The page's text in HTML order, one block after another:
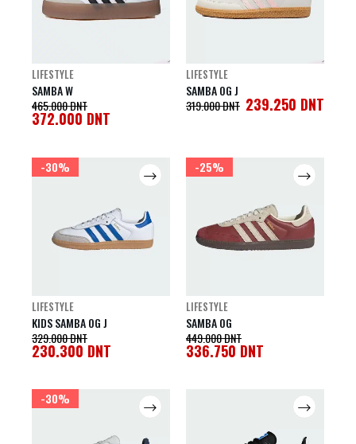
LIFESTYLE
SAMBA W
465.000DNT
372.000 DNT
LIFESTYLE
SAMBA OG J
319.000DNT 239.250 DNT
-30%
LIFESTYLE
KIDS SAMBA OG J
329.000DNT
230.300 DNT
-25%
LIFESTYLE
SAMBA OG
449.000DNT
336.750 DNT
-30%